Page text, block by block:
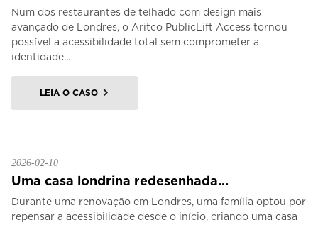
Num dos restaurantes de telhado com design mais
avançado de Londres, o Aritco PublicLift Access tornou
possível a acessibilidade total sem comprometer a
identidade...
LEIA O CASO
2026-02-10
Uma casa londrina redesenhada...
Durante uma renovação em Londres, uma família optou por
repensar a acessibilidade desde o início, criando uma casa